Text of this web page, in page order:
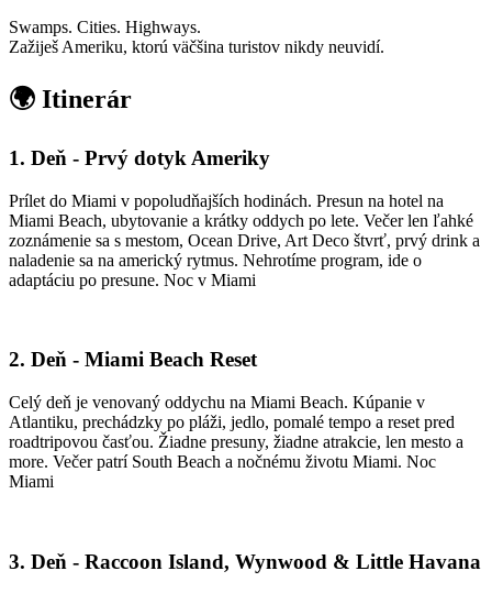
Swamps. Cities. Highways.
Zažiješ Ameriku, ktorú väčšina turistov nikdy neuvidí.
🌍 Itinerár
1. Deň - Prvý dotyk Ameriky
Prílet do Miami v popoludňajších hodinách. Presun na hotel na
Miami Beach, ubytovanie a krátky oddych po lete. Večer len ľahké
zoznámenie sa s mestom, Ocean Drive, Art Deco štvrť, prvý drink a
naladenie sa na americký rytmus. Nehrotíme program, ide o
adaptáciu po presune. Noc v Miami
2. Deň - Miami Beach Reset
Celý deň je venovaný oddychu na Miami Beach. Kúpanie v
Atlantiku, prechádzky po pláži, jedlo, pomalé tempo a reset pred
roadtripovou časťou. Žiadne presuny, žiadne atrakcie, len mesto a
more. Večer patrí South Beach a nočnému životu Miami. Noc
Miami
3. Deň - Raccoon Island, Wynwood & Little Havana